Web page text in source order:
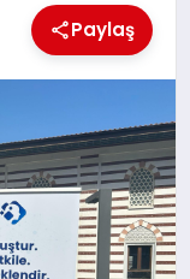
Paylaş